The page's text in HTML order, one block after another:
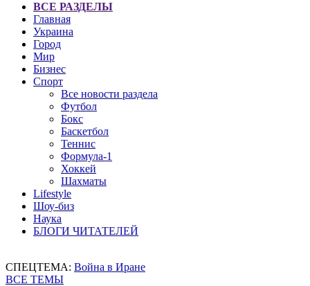
ВСЕ РАЗДЕЛЫ
Главная
Украина
Город
Мир
Бизнес
Спорт
Все новости раздела
Футбол
Бокс
Баскетбол
Теннис
Формула-1
Хоккей
Шахматы
Lifestyle
Шоу-биз
Наука
БЛОГИ ЧИТАТЕЛЕЙ
СПЕЦТЕМА: Война в Иране
ВСЕ ТЕМЫ